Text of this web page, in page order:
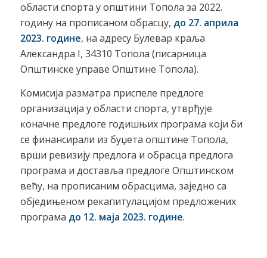
области спорта у општини Топола за 2022.
годину на прописаном обрасцу, до 27. априла
2023. године, на адресу Булевар краља
Александра I, 34310 Топола (писарница
Општинске управе Општине Топола).
Комисија разматра приспеле предлоге
организација у области спорта, утврђује
коначне предлоге годишњих програма који би
се финансирали из буџета општине Топола,
врши ревизију предлога и обрасца предлога
програма и доставља предлоге Општинском
већу, на прописаним обрасцима, заједно са
обједињеном рекапитулацијом предложених
програма до 12. маја 2023. године.